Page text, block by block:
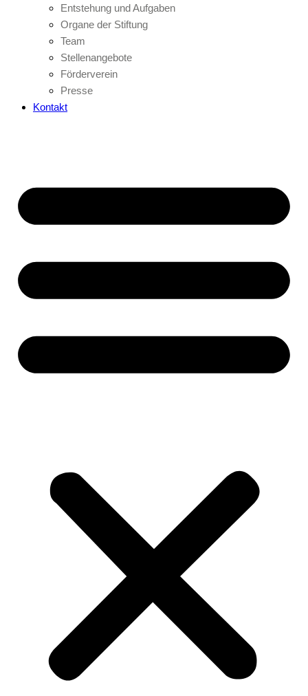
Entstehung und Aufgaben
Organe der Stiftung
Team
Stellenangebote
Förderverein
Presse
Kontakt